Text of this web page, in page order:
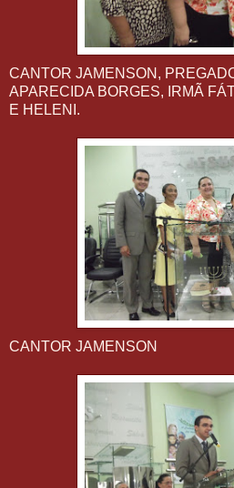
CANTOR JAMENSON,
APARECIDA BORGES, IRMÃ
E HELENI.
CANTOR JAMENSON